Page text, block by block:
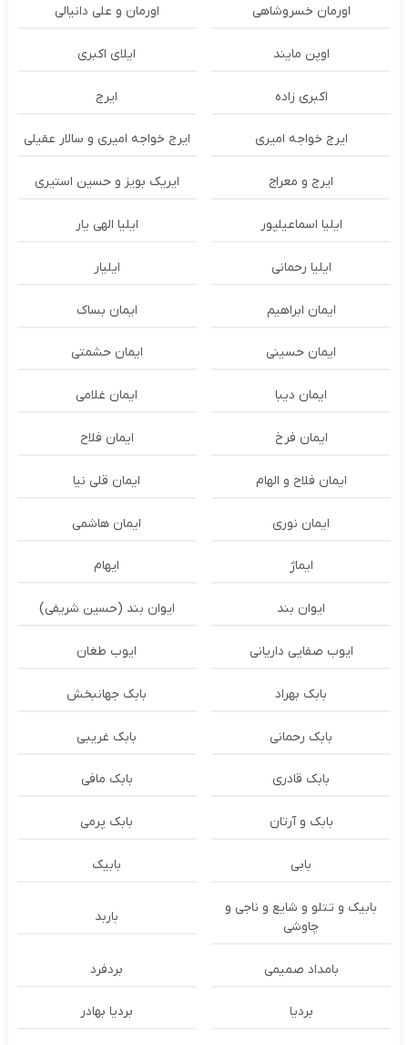
اورمان خسروشاهی اورمان و علی دانیالی
اوپن مایند ايلاى اكبرى
اکبری زاده ایرج
ایرج خواجه امیری ایرج خواجه امیری و سالار عقیلی
ایرج و معراج ایریک بویز و حسین استیری
ایلیا اسماعیلپور ایلیا الهی یار
ایلیا رحمانی ایلیار
ایمان ابراهیم ایمان بساک
ایمان حسینی ایمان حشمتی
ایمان دیبا ایمان غلامی
ایمان فرخ ایمان فلاح
ایمان فلاح و الهام ایمان قلی نیا
ایمان نوری ایمان هاشمی
ایماژ ایهام
ایوان بند ایوان بند (حسین شریفی)
ایوب صفایی داریانی ایوب طغان
بابک بهراد بابک جهانبخش
بابک رحمانی بابک غریبی
بابک قادری بابک مافی
بابک و آرتان بابک پرمی
بابی بابیک
بابیک و تتلو و شایع و ناجی و
چاوشی
باربد
بامداد صمیمی بردفرد
بردیا بردیا بهادر